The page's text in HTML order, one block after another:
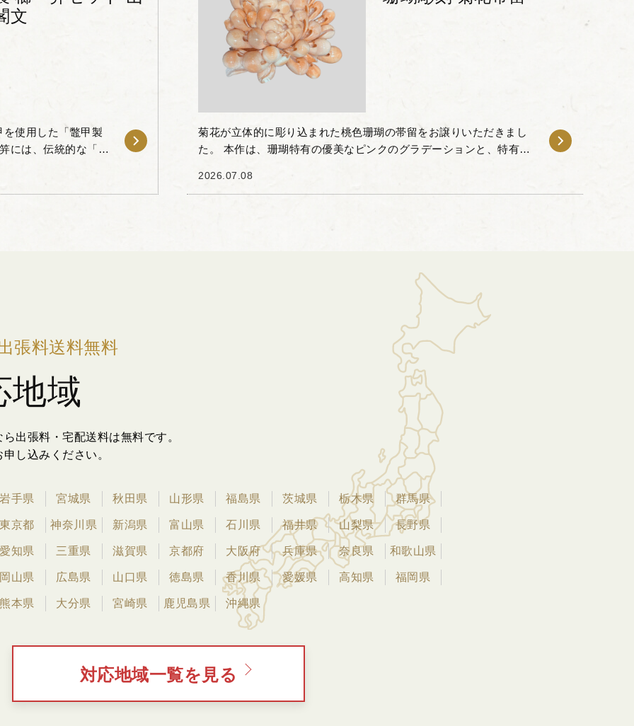
文
使用した「鼈甲製
には、伝統的な「山
菊花が立体的に彫り込まれた桃色珊瑚の帯留をお譲りいただきまし
た。 本作は、珊瑚特有の優美なピンクのグラデーションと、特有の
一枚も丁寧に表現...
2026.07.08
張料送料無料
地域
出張料・宅配送料は無料です。
し込みください。
岩手県 宮城県 秋田県 山形県 福島県 茨城県 栃木県 群馬県
東京都 神奈川県 新潟県 富山県 石川県 福井県 山梨県 長野県
愛知県 三重県 滋賀県 京都府 大阪府 兵庫県 奈良県 和歌山県
岡山県 広島県 山口県 徳島県 香川県 愛媛県 高知県 福岡県
熊本県 大分県 宮崎県 鹿児島県 沖縄県
対応地域一覧を見る